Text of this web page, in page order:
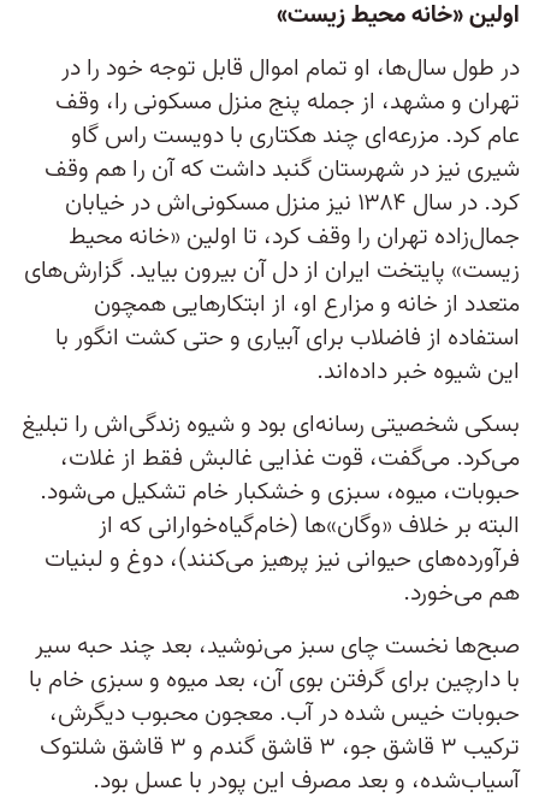
اولین «خانه محیط زیست»
در طول سال‌ها، او تمام اموال قابل توجه خود را در
تهران و مشهد، از جمله پنج منزل مسکونی را، وقف
عام کرد. مزرعه‌ای چند هکتاری با دویست راس گاو
شیری نیز در شهرستان گنبد داشت که آن ‌را هم وقف
کرد. در سال ۱۳۸۴ نیز منزل مسکونی‌اش در خیابان
جمال‌زاده تهران را وقف کرد، تا اولین «خانه محیط
زیست» پایتخت ایران از دل آن بیرون بیاید. گزارش‌های
متعدد از خانه و مزارع او، از ابتکارهایی همچون
استفاده از فاضلاب برای آبیاری و حتی کشت انگور با
این شیوه خبر داده‌اند.
بسکی شخصیتی رسانه‌ای بود و شیوه زندگی‌اش را تبلیغ
می‌کرد. می‌گفت، قوت غذایی غالبش فقط از غلات،
حبوبات، ‌میوه، سبزی و خشکبار خام تشکیل می‌شود.
البته بر خلاف «وگان»‌ها (خام‌گیاه‌خوارانی که از
فرآورده‌های حیوانی نیز پرهیز می‌کنند)، دوغ و لبنیات
هم می‌خورد.
صبح‌ها نخست چای سبز می‌نوشید، بعد چند حبه سیر
با دارچین برای گرفتن بوی آن، بعد میوه و سبزی خام با
حبوبات خیس شده در آب. معجون محبوب دیگرش،
ترکیب ۳ قاشق جو، ۳ قاشق گندم و ۳ قاشق شلتوک
آسیاب‌شده، و بعد مصرف این پودر با عسل بود.